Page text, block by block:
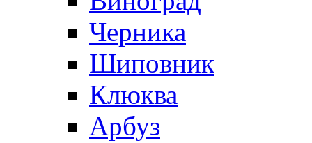
Черника
Шиповник
Клюква
Арбуз